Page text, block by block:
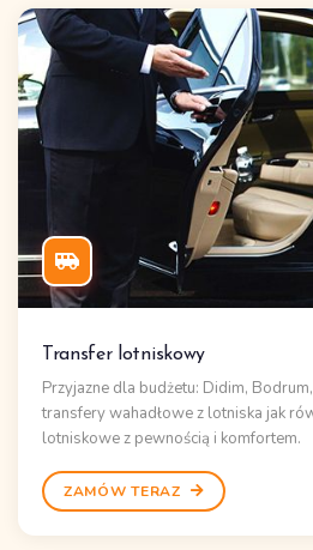
Transfer lotniskowy
Przyjazne dla budżetu: Didim,
transfery wahadłowe z lotniska jak
lotniskowez pewnością i komfortem.
ZAMÓW TERAZ